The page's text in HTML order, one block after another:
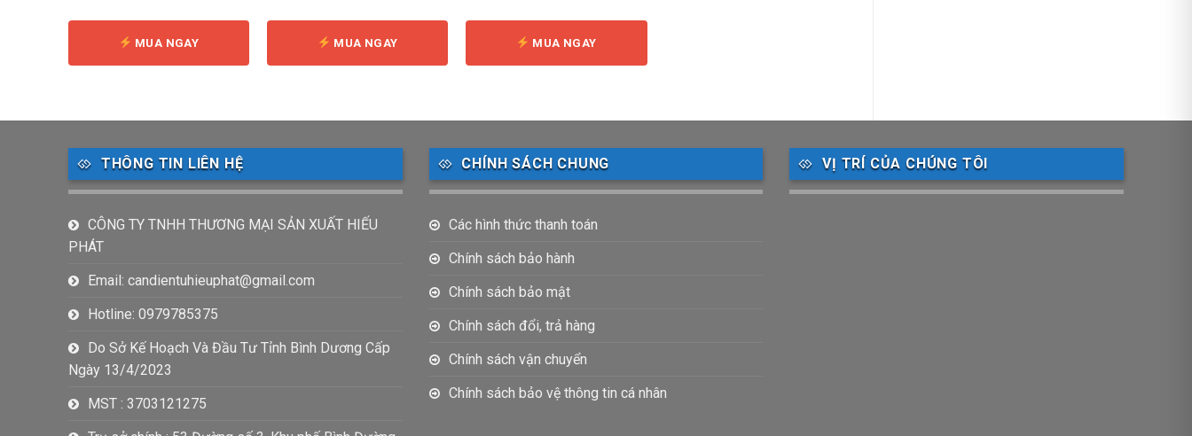
MUA NGAY MUA NGAY MUA NGAY
THÔNG TIN LIÊN HỆ
CÔNG TY TNHH THƯƠNG MẠI SẢN XUẤT HIẾU
PHÁT
Email: candientuhieuphat@gmail.com
Hotline: 0979785375
Do Sở Kế Hoạch Và Đầu Tư Tỉnh Bình Dương Cấp
Ngày 13/4/2023
MST : 3703121275
CHÍNH SÁCH CHUNG
Các hình thức thanh toán
Chính sách bảo hành
Chính sách bảo mật
Chính sách đổi, trả hàng
Chính sách vận chuyển
Chính sách bảo vệ thông tin cá nhân
VỊ TRÍ CỦA CHÚNG TÔI